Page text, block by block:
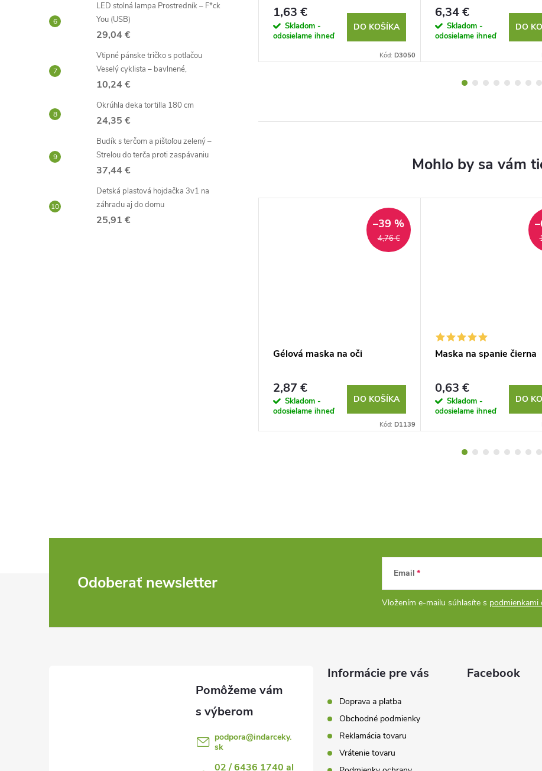
LED stolná lampa Prostredník – F*ck
You (USB)
29,04 €
Vtipné pánske tričko s potlačou
Veselý cyklista – bavlnené,
10,24 €
Okrúhla deka tortilla 180 cm
24,35 €
Budík s terčom a pištoľou zelený –
Strelou do terča proti zaspávaniu
37,44 €
Detská plastová hojdačka 3v1 na
záhradu aj do domu
25,91 €
DO KOŠÍKA
1,22 €
Skladom -
odosielame ihneď
1,63 €
Skladom -
odosielame ihneď
DO KOŠÍKA
Kód: D3050
6,34 €
Skladom -
odosielame ihneď
DO
4,76 €
–39 %
Gélová maska ​​na oči
2,87 €
Skladom -
odosielame ihneď
DO KOŠÍKA
Kód: D1139
Maska na spanie čierna
0,63 €
Skladom -
odosielame ihneď
DO
Odoberať newsletter Email
Vložením e-mailu súhlasíte s
podpora@indarceky.
sk
02 / 6436 1740 al
Informácie pre vás
Doprava a platba
Obchodné podmienky
Reklamácia tovaru
Vrátenie tovaru
Facebook